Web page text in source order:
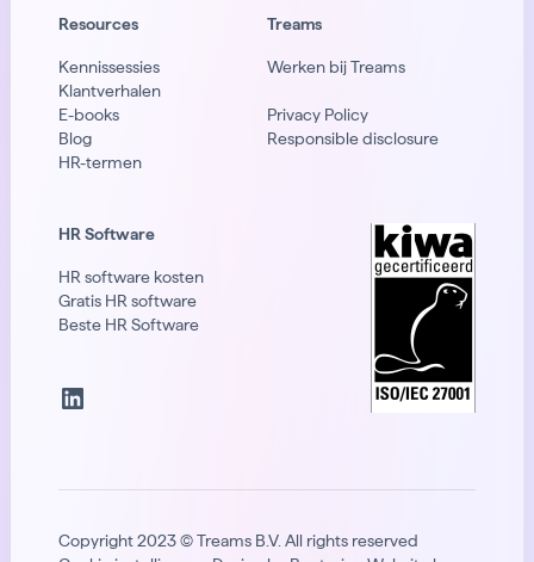
Resources
Kennissessies
Klantverhalen
E-books
Blog
HR-termen
Treams
Werken bij Treams
Privacy Policy
Responsible disclosure
HR Software
HR software kosten
Gratis HR software
Beste HR Software
LinkedIn
Copyright 2023 © Treams B.V. All rights reserved